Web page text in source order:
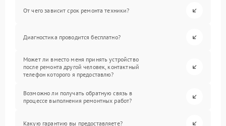
От чего зависит срок ремонта техники?
Диагностика проводится бесплатно?
Может ли вместо меня принять устройство
после ремонта другой человек, контактный
телефон которого я предоставлю?
Возможно ли получать обратную связь в
процессе выполнения ремонтных работ?
Какую гарантию вы предоставляете?